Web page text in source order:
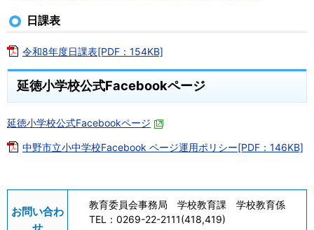
日課表
令和8年度日課表[PDF：154KB]
延徳小学校公式Facebookページ
延徳小学校公式Facebookページ
中野市立小中学校Facebook ページ運用ポリシー[PDF：146KB]
お問い合わ
せ
教育委員会事務局 学校教育課 学校教育係
TEL： 0269-22-2111(418,419)